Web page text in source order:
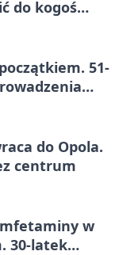
do kogoś
51-
do Opola.
centrum
w
30-latek